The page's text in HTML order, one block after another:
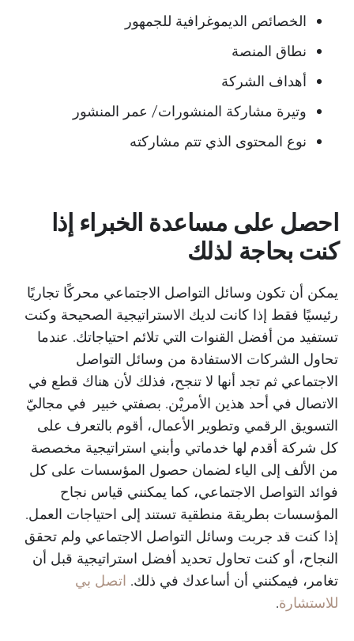
الخصائص الديموغرافية للجمهور
نطاق المنصة
أهداف الشركة
وتيرة مشاركة المنشورات/ عمر المنشور
نوع المحتوى الذي تتم مشاركته
احصل على مساعدة الخبراء إذا
كنت بحاجة لذلك
يمكن أن تكون وسائل التواصل الاجتماعي محركًا تجاريًا
رئيسيًا فقط إذا كانت لديك الاستراتيجية الصحيحة وكنت
تستفيد من أفضل القنوات التي تلائم احتياجاتك. عندما
تحاول الشركات الاستفادة من وسائل التواصل
الاجتماعي ثم تجد أنها لا تنجح، فذلك لأن هناك قطع في
الاتصال في أحد هذين الأمريْن. بصفتي خبير في مجاليّ
التسويق الرقمي وتطوير الأعمال، أقوم بالتعرف على
كل شركة أقدم لها خدماتي وأبني استراتيجية مخصصة
من الألف إلى الياء لضمان حصول المؤسسات على كل
فوائد التواصل الاجتماعي، كما يمكنني قياس نجاح
المؤسسات بطريقة منطقية تستند إلى احتياجات العمل.
إذا كنت قد جربت وسائل التواصل الاجتماعي ولم تحقق
النجاح، أو كنت تحاول تحديد أفضل استراتيجية قبل أن
تغامر، فيمكنني أن أساعدك في ذلك. اتصل بي
للاستشارة.